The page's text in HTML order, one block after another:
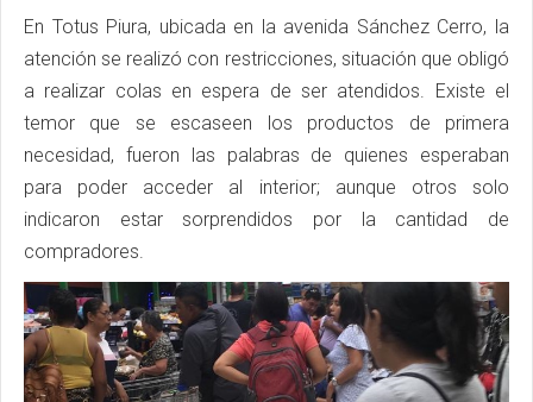
En Totus Piura, ubicada en la avenida Sánchez Cerro, la
atención se realizó con restricciones, situación que obligó
a realizar colas en espera de ser atendidos. Existe el
temor que se escaseen los productos de primera
necesidad, fueron las palabras de quienes esperaban
para poder acceder al interior; aunque otros solo
indicaron estar sorprendidos por la cantidad de
compradores.